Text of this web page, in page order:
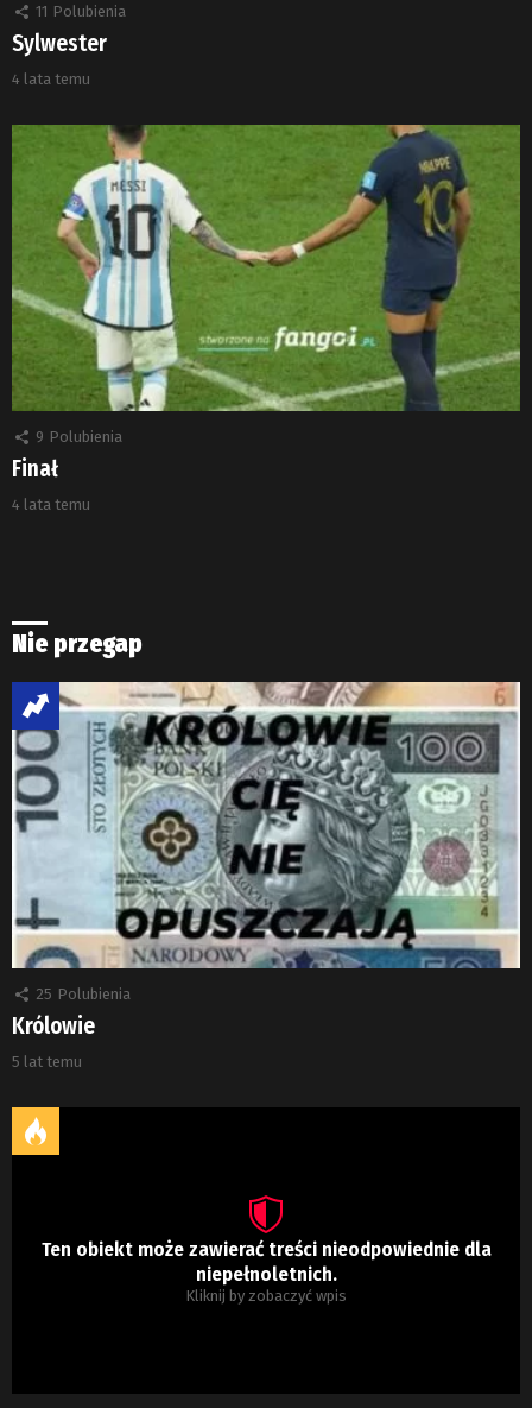
11 Polubienia
Sylwester
4 lata temu
9 Polubienia
Finał
4 lata temu
Nie przegap
25 Polubienia
Królowie
5 lat temu
Ten obiekt może zawierać treści nieodpowiednie dla
niepełnoletnich.
Kliknij by zobaczyć wpis